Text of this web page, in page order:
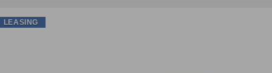
LEASING